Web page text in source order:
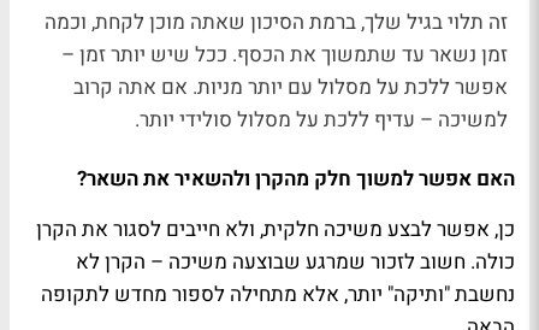
זה תלוי בגיל שלך, ברמת הסיכון שאתה מוכן לקחת, וכמה
זמן נשאר עד שתמשוך את הכסף. ככל שיש יותר זמן –
אפשר ללכת על מסלול עם יותר מניות. אם אתה קרוב
למשיכה – עדיף ללכת על מסלול סולידי יותר.
האם אפשר למשוך חלק מהקרן ולהשאיר את השאר?
כן, אפשר לבצע משיכה חלקית, ולא חייבים לסגור את הקרן
כולה. חשוב לזכור שמרגע שבוצעה משיכה – הקרן לא
נחשבת "ותיקה" יותר, אלא מתחילה לספור מחדש לתקופה